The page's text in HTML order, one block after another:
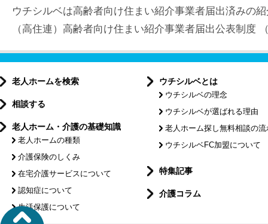
ウチシルベは高齢者向け住まい紹介事業者届出済みの
（高住連）高齢者向け住まい紹介事業者届出公表制度
老人ホームを検索
相談する
老人ホーム・介護の基礎知識
老人ホームの種類
介護保険のしくみ
在宅介護サービスについて
認知症について
生活保護について
ウチシルベとは
ウチシルベの理念
ウチシルベが選ばれる理由
老人ホーム探し無料相談の流
ウチシルベFC加盟について
特集記事
介護コラム